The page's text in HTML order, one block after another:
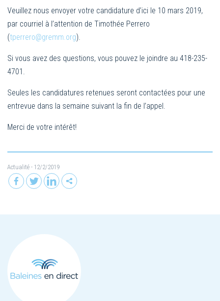
Veuillez nous envoyer votre candidature d’ici le 10 mars 2019,
par courriel à l’attention de Timothée Perrero
(tperrero@gremm.org).
Si vous avez des questions, vous pouvez le joindre au 418-235-
4701.
Seules les candidatures retenues seront contactées pour une
entrevue dans la semaine suivant la fin de l’appel.
Merci de votre intérêt!
Actualité - 12/2/2019